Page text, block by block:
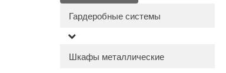
Гардеробные системы
Шкафы металлические